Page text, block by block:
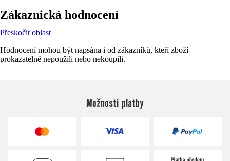
Zákaznická hodnocení
Přeskočit oblast
Hodnocení mohou být napsána i od zákazníků, kteří zboží
prokazatelně nepoužili nebo nekoupili.
Možnosti platby